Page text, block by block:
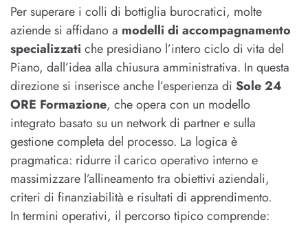
Per superare i colli di bottiglia burocratici, molte
aziende si affidano a modelli di accompagnamento
specializzati che presidiano l’intero ciclo di vita del
Piano, dall’idea alla chiusura amministrativa. In questa
direzione si inserisce anche l’esperienza di Sole 24
ORE Formazione, che opera con un modello
integrato basato su un network di partner e sulla
gestione completa del processo. La logica è
pragmatica: ridurre il carico operativo interno e
massimizzare l’allineamento tra obiettivi aziendali,
criteri di finanziabilità e risultati di apprendimento.
In termini operativi, il percorso tipico comprende: